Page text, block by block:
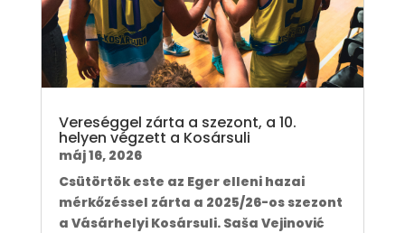
Vereséggel zárta a szezont, a 10.
helyen végzett a Kosársuli
máj 16, 2026
Csütörtök este az Eger elleni hazai
mérkőzéssel zárta a 2025/26-os szezont
a Vásárhelyi Kosársuli. Saša Vejinović